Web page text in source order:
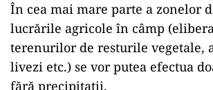
În cea mai mare parte a zonelor
lucrările agricole în câmp
terenurilor de resturile vegetale,
livezi etc.) se vor putea efectua
fără precipitaţii.